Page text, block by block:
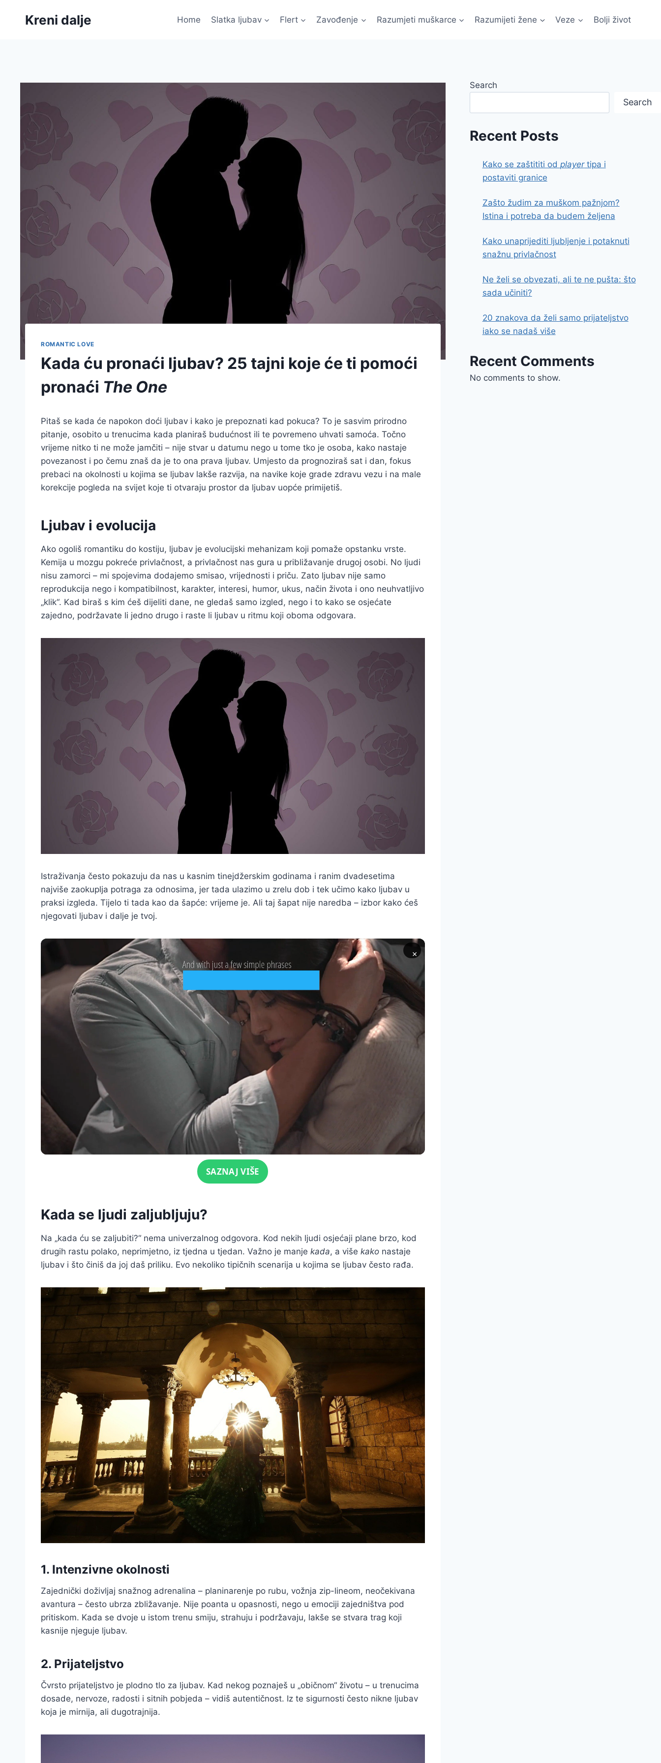
Kreni dalje Home Slatka ljubav Flert Zavođenje Razumjeti muškarce Razumijeti žene Veze Bolji život
ROMANTIC LOVE
Kada ću pronaći ljubav? 25 tajni koje će ti pomoći
pronaći The One
Pitaš se kada će napokon doći ljubav i kako je prepoznati kad pokuca? To je sasvim prirodno
pitanje, osobito u trenucima kada planiraš budućnost ili te povremeno uhvati samoća. Točno
vrijeme nitko ti ne može jamčiti – nije stvar u datumu nego u tome tko je osoba, kako nastaje
povezanost i po čemu znaš da je to ona prava ljubav. Umjesto da prognoziraš sat i dan, fokus
prebaci na okolnosti u kojima se ljubav lakše razvija, na navike koje grade zdravu vezu i na male
korekcije pogleda na svijet koje ti otvaraju prostor da ljubav uopće primijetiš.
Ljubav i evolucija
Ako ogoliš romantiku do kostiju, ljubav je evolucijski mehanizam koji pomaže opstanku vrste.
Kemija u mozgu pokreće privlačnost, a privlačnost nas gura u približavanje drugoj osobi. No ljudi
nisu zamorci – mi spojevima dodajemo smisao, vrijednosti i priču. Zato ljubav nije samo
reprodukcija nego i kompatibilnost, karakter, interesi, humor, ukus, način života i ono neuhvatljivo
„klik“. Kad biraš s kim ćeš dijeliti dane, ne gledaš samo izgled, nego i to kako se osjećate
zajedno, podržavate li jedno drugo i raste li ljubav u ritmu koji oboma odgovara.
Istraživanja često pokazuju da nas u kasnim tinejdžerskim godinama i ranim dvadesetima
najviše zaokuplja potraga za odnosima, jer tada ulazimo u zrelu dob i tek učimo kako ljubav u
praksi izgleda. Tijelo ti tada kao da šapće: vrijeme je. Ali taj šapat nije naredba – izbor kako ćeš
njegovati ljubav i dalje je tvoj.
×
SAZNAJ VIŠE
Kada se ljudi zaljubljuju?
Na „kada ću se zaljubiti?“ nema univerzalnog odgovora. Kod nekih ljudi osjećaji plane brzo, kod
drugih rastu polako, neprimjetno, iz tjedna u tjedan. Važno je manje kada, a više kako nastaje
ljubav i što činiš da joj daš priliku. Evo nekoliko tipičnih scenarija u kojima se ljubav često rađa.
1. Intenzivne okolnosti
Zajednički doživljaj snažnog adrenalina – planinarenje po rubu, vožnja zip-lineom, neočekivana
avantura – često ubrza zbližavanje. Nije poanta u opasnosti, nego u emociji zajedništva pod
pritiskom. Kada se dvoje u istom trenu smiju, strahuju i podržavaju, lakše se stvara trag koji
kasnije njeguje ljubav.
2. Prijateljstvo
Čvrsto prijateljstvo je plodno tlo za ljubav. Kad nekog poznaješ u „običnom“ životu – u trenucima
dosade, nervoze, radosti i sitnih pobjeda – vidiš autentičnost. Iz te sigurnosti često nikne ljubav
koja je mirnija, ali dugotrajnija.
Search
Search
Recent Posts
Kako se zaštititi od playertipa i
postaviti granice
Zašto žudim za muškom pažnjom?
Istina i potreba da budem željena
Kako unaprijediti ljubljenje i potaknuti
snažnu privlačnost
Ne želi se obvezati, ali te ne pušta: što
sada učiniti?
20 znakova da želi samo prijateljstvo
iako se nadaš više
Recent Comments
No comments to show.